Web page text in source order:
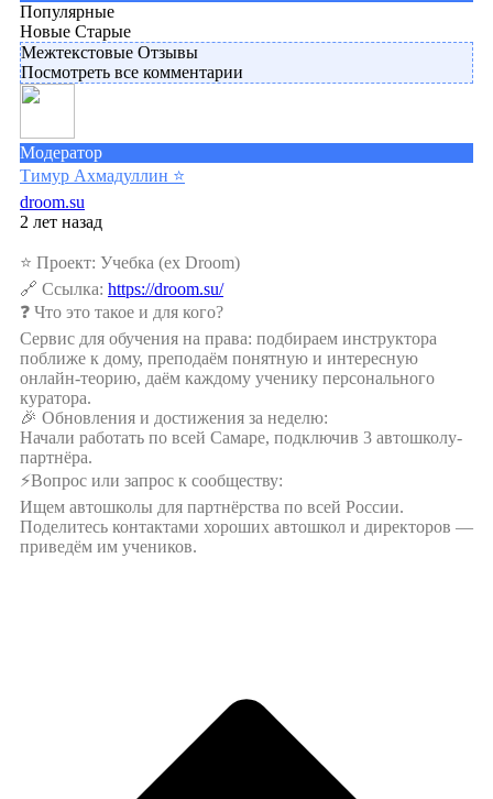
Популярные
Новые Старые
Межтекстовые Отзывы
Посмотреть все комментарии
Модератор
Тимур Ахмадуллин ⭐️
droom.su
2 лет назад
⭐️ Проект: Учебка (ex Droom)
🔗 Ссылка: https://droom.su/
❓ Что это такое и для кого?
Сервис для обучения на права: подбираем инструктора
поближе к дому, преподаём понятную и интересную
онлайн-теорию, даём каждому ученику персонального
куратора.
🎉 Обновления и достижения за неделю:
Начали работать по всей Самаре, подключив 3 автошколу-
партнёра.
⚡️Вопрос или запрос к сообществу:
Ищем автошколы для партнёрства по всей России.
Поделитесь контактами хороших автошкол и директоров —
приведём им учеников.